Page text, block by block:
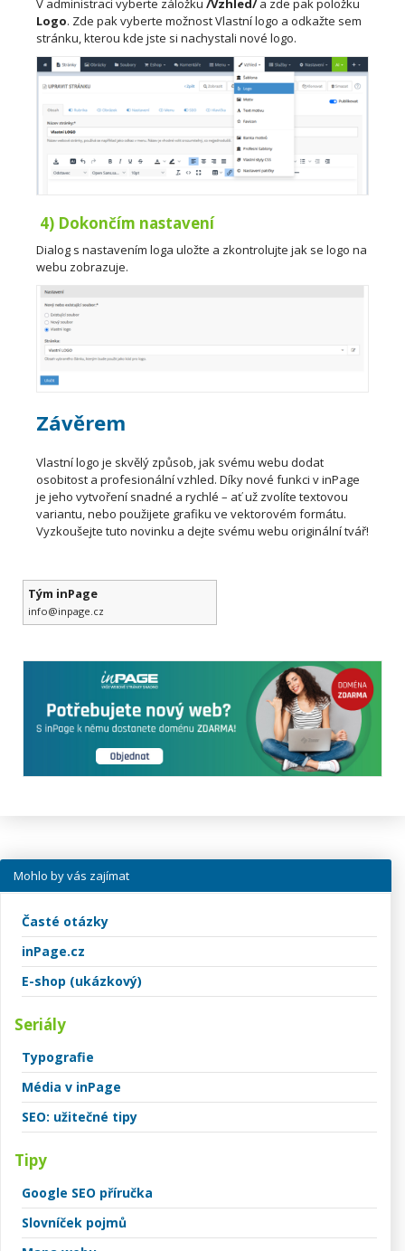
V administraci vyberte záložku /Vzhled/a zde pak položku
Logo. Zde pak vyberte možnost Vlastní logo a odkažte sem
stránku, kterou kde jste si nachystali nové logo.
4) Dokončím nastavení
Dialog s nastavením loga uložte a zkontrolujte jak se logo na
webu zobrazuje.
Závěrem
Vlastní logo je skvělý způsob, jak svému webu dodat
osobitost a profesionální vzhled. Díky nové funkci v inPage
je jeho vytvoření snadné a rychlé – ať už zvolíte textovou
variantu, nebo použijete grafiku ve vektorovém formátu.
Vyzkoušejte tuto novinku a dejte svému webu originální tvář!
Tým inPage
info@inpage.cz
Mohlo by vás zajímat
Časté otázky
inPage.cz
E-shop (ukázkový)
Seriály
Typografie
Média v inPage
SEO: užitečné tipy
Tipy
Google SEO příručka
Slovníček pojmů